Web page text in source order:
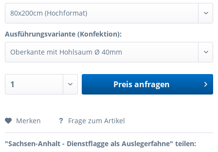
Ausführungsvariante (Konfektion):
Preis anfragen
Preis anfragen
Merken Frage zum Artikel
"Sachsen-Anhalt - Dienstflagge als Auslegerfahne" teilen: